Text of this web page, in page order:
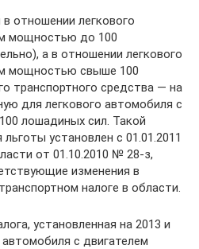
отношении легкового
мощностью до 100
а в отношении легкового
мощностью свыше 100
транспортного средства — на
для легкового автомобиля с
лошадиных сил. Такой
установлен с 01.01.2011
от 01.10.2010 № 28-з,
изменения в
налоге в области.
установленная на 2013 и
с двигателем